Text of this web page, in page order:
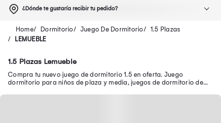
¿Dónde te gustaría recibir tu pedido?
Dormitorio Juego De Dormitorio
1.5 Plazas
LEMUEBLE
1.5 Plazas Lemueble
Compra tu nuevo juego de dormitorio 1.5 en oferta. Juego
dormitorio para niños de plaza y media, juegos de dormitorio de